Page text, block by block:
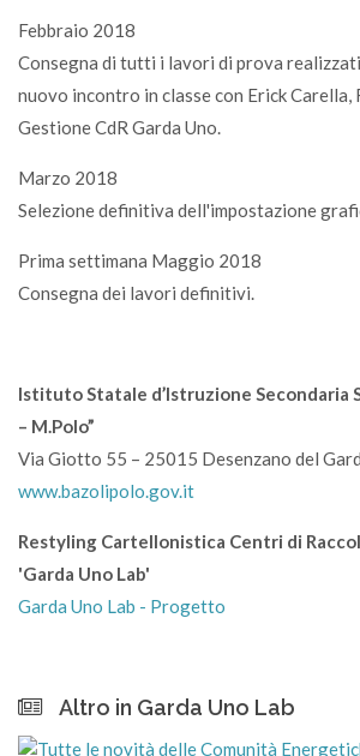
Febbraio 2018
Consegna di tutti i lavori di prova
nuovo incontro in classe con Erick Carella,
Gestione CdR Garda Uno.
Marzo 2018
Selezione definitiva dell'impostazione
Prima settimana Maggio 2018
Consegna dei lavori definitivi.
Istituto Statale d’Istruzione Secondaria
– M.Polo”
Via Giotto 55 – 25015 Desenzano del
www.bazolipolo.gov.it
Restyling Cartellonistica Centri di
'Garda Uno Lab'
Garda Uno Lab - Progetto
Altro in Garda Uno Lab